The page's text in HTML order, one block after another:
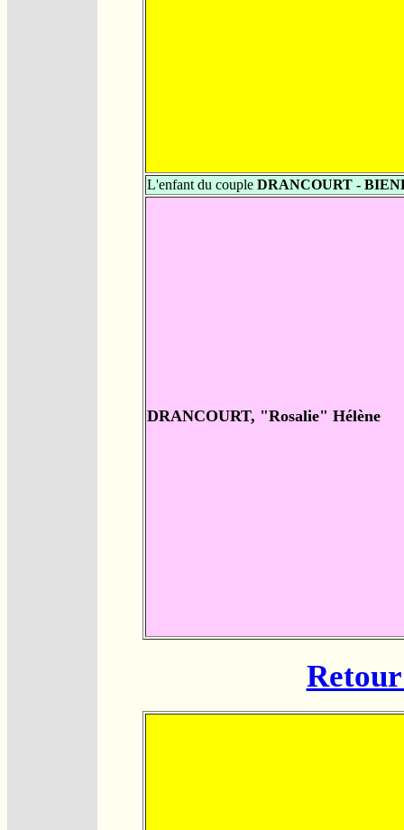
L'enfant du couple DRANCOURT -
DRANCOURT, "Rosalie" Hélène